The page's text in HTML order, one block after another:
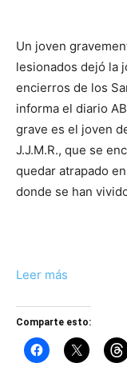
Un joven
lesionados dejó la
encierros de los
informa el diario
grave es el joven
J.J.M.R., que se
quedar atrapado
donde se han
Leer más
Comparte esto: